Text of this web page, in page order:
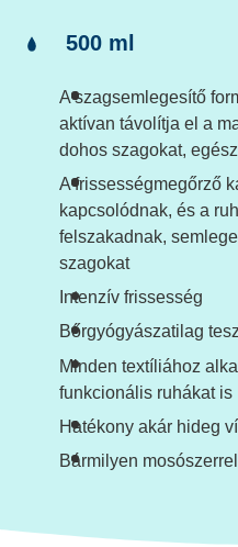
Tartalom:
500 ml
A szagsemlegesítő
aktívan távolítja el a
dohos szagokat,
A frissességmegőrző
kapcsolódnak, és a
felszakadnak,
szagokat
Intenzív frissesség
Bőrgyógyászatilag
Minden textíliához
funkcionális ruhákat is
Hatékony akár hideg
Bármilyen